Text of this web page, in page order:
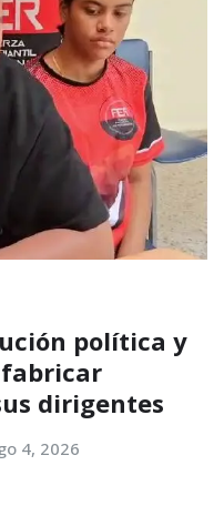
política y
fabricar
dirigentes
4, 2026